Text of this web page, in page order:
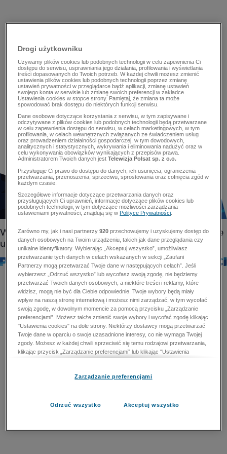
Drogi użytkowniku
Używamy plików cookies lub podobnych technologii w celu zapewnienia Ci
dostępu do serwisu, usprawniania jego działania, profilowania i wyświetlania
treści dopasowanych do Twoich potrzeb. W każdej chwili możesz zmienić
ustawienia plików cookies lub podobnych technologii poprzez zmianę
ustawień prywatności w przeglądarce bądź aplikacji, zmianę ustawień
swojego konta w serwisie lub zmianę swoich preferencji w zakładce
Ustawienia cookies w stopce strony. Pamiętaj, że zmiana ta może
spowodować brak dostępu do niektórych funkcji serwisu.
Dane osobowe dotyczące korzystania z serwisu, w tym zapisywane i
odczytywane z plików cookies lub podobnych technologii będą przetwarzane
w celu zapewnienia dostępu do serwisu, w celach marketingowych, w tym
profilowania, w celach wewnętrznych związanych ze świadczeniem usług
oraz prowadzeniem działalności gospodarczej, w tym dowodowych,
analitycznych i statystycznych, wykrywania i eliminowania nadużyć oraz w
celu wykonywania obowiązków wynikających z przepisów prawa.
Administratorem Twoich danych jestTelewizja Polsat sp. z o.o.
Przysługuje Ci prawo do dostępu do danych, ich usunięcia, ograniczenia
przetwarzania, przenoszenia, sprzeciwu, sprostowania oraz cofnięcia zgód w
każdym czasie.
Szczegółowe informacje dotyczące przetwarzania danych oraz
przysługujących Ci uprawnień, informacje dotyczące plików cookies lub
podobnych technologii, w tym dotyczące możliwości zarządzania
ustawieniami prywatności, znajdują się wPolityce Prywatności
Zarówno my, jak i nasi partnerzy920 przechowujemy i uzyskujemy dostęp do
danych osobowych na Twoim urządzeniu, takich jak dane przeglądania czy
unikalne identyfikatory. Wybierając „Akceptuj wszystko”, umożliwiasz
przetwarzanie tych danych w celach wskazanych w sekcji „Zaufani
Partnerzy mogą przetwarzać Twoje dane w następujących celach”. Jeśli
wybierzesz „Odrzuć wszystko” lub wycofasz swoją zgodę, nie będziemy
przetwarzać Twoich danych osobowych, a niektóre treści i reklamy, które
widzisz, mogą nie być dla Ciebie odpowiednie. Twoje wybory będą miały
wpływ na naszą stronę internetową i możesz nimi zarządzać, w tym wycofać
swoją zgodę, w dowolnym momencie za pomocą przycisku „Zarządzanie
preferencjami”. Możesz także zmienić swoje wybory i wycofać zgodę klikając
"Ustawienia cookies" na dole strony. Niektórzy dostawcy mogą przetwarzać
Twoje dane w oparciu o swoje uzasadnione interesy, co nie wymaga Twojej
zgody. Możesz w każdej chwili sprzeciwić się temu rodzajowi przetwarzania,
klikając przycisk „Zarządzanie preferencjami” lub klikając "Ustawienia
cookies" na dole strony. Nie możesz sprzeciwić się przetwarzaniu przez
zapobiegania oszustwom i naprawiania błędów, a w tym celu mogą zostać
przetwarzaniu danych osobowych w celu dostarczania i prezentacji reklam i
Zarządzanie preferencjami
Odrzuć wszystko Akceptuj wszystko